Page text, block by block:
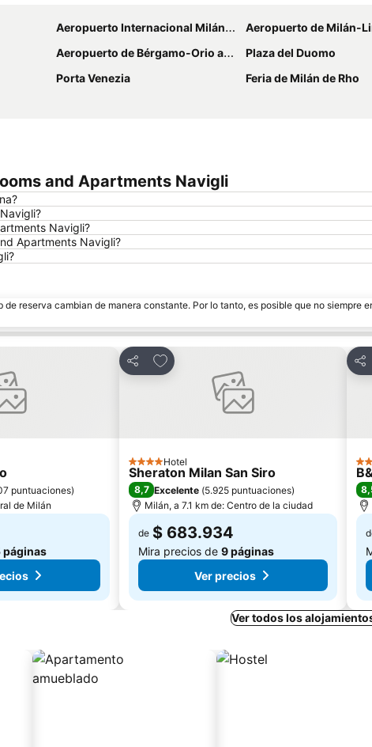
Aeropuerto Internacional Milán Malpensa “Silvio Berlusconi”
Aeropuerto de Milán-
Aeropuerto de Bérgamo-Orio al Serio
Plaza del Duomo
Porta Venezia
Feria de Milán de Rho
and Apartments Navigli
Navigli?
Apartments Navigli?
reserva cambian de manera constante. Por lo tanto, es posible que no siempre
puntuaciones)
de Milán
páginas
Compartir
Agregar a favoritos
4 Estrellas
Hotel
Sheraton Milan San Siro
8,7 Excelente (5.925 puntuaciones)
Milán, a 7.1 km de: Centro de la ciudad
de $ 683.934
Mira precios de 9 páginas
Ver precios
3
Ver todos los